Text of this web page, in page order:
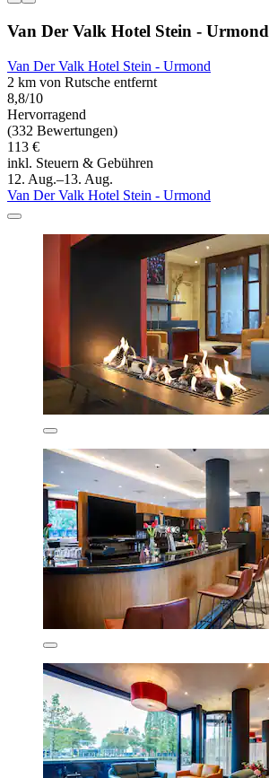
Van Der Valk Hotel Stein - Urmond
Van Der Valk Hotel Stein - Urmond
2 km von Rutsche entfernt
8,8/10
Hervorragend
(332 Bewertungen)
113 €
inkl. Steuern & Gebühren
12. Aug.–13. Aug.
Van Der Valk Hotel Stein - Urmond